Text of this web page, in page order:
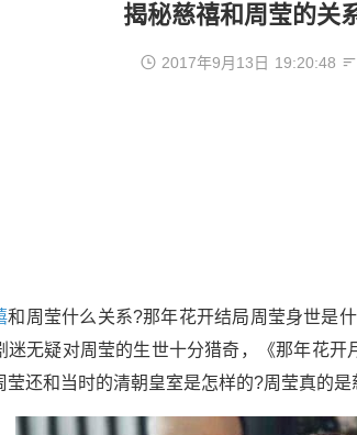
揭秘慈禧和周莹的关
2017年9月13日 19:20:48
和周莹什么关系?那年花开结局周莹身世是
迷无疑对周莹的生世十分猎奇，《那年花
莹还和当时的清朝皇室是怎样的?周莹真的